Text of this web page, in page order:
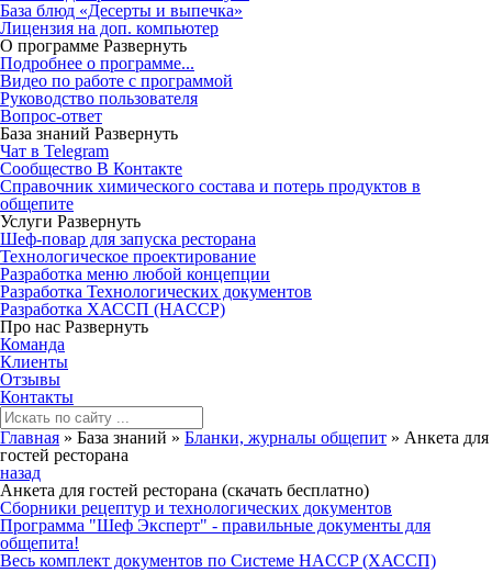
База блюд «Десерты и выпечка»
Лицензия на доп. компьютер
О программе Развернуть
Подробнее о программе...
Видео по работе с программой
Руководство пользователя
Вопрос-ответ
База знаний Развернуть
Чат в Telegram
Сообщество В Контакте
Справочник химического состава и потерь продуктов в
общепите
Услуги Развернуть
Шеф-повар для запуска ресторана
Технологическое проектирование
Разработка меню любой концепции
Разработка Технологических документов
Разработка ХАССП (HACCP)
Про нас Развернуть
Команда
Клиенты
Отзывы
Контакты
Главная » База знаний » Бланки, журналы общепит » Анкета для
гостей ресторана
назад
Анкета для гостей ресторана (скачать бесплатно)
Сборники рецептур и технологических документов
Программа "Шеф Эксперт" - правильные документы для
общепита!
Весь комплект документов по Системе HACCP (ХАССП)